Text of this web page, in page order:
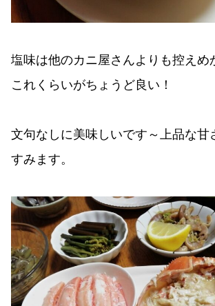
塩味は他のカニ屋さんよりも控えめ
これくらいがちょうど良い！
文句なしに美味しいです～上品な甘
すみます。